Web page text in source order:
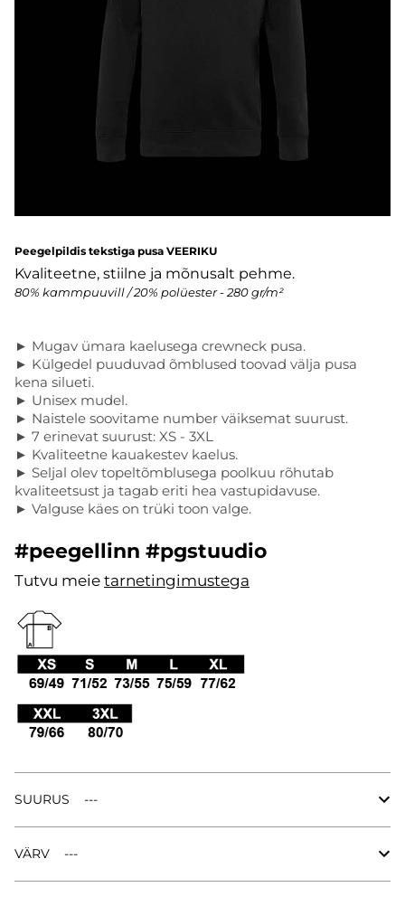
Peegelpildis tekstiga pusa VEERIKU
Kvaliteetne, stiilne ja mõnusalt pehme.
80% kammpuuvill / 20% polüester - 280 gr/m²
► Mugav ümara kaelusega crewneck pusa.
► Külgedel puuduvad õmblused toovad välja pusa
kena silueti.
► Unisex mudel.
► Naistele soovitame number väiksemat suurust.
► 7 erinevat suurust: XS - 3XL
► Kvaliteetne kauakestev kaelus.
► Seljal olev topeltõmblusega poolkuu rõhutab
kvaliteetsust ja tagab eriti hea vastupidavuse.
► Valguse käes on trüki toon valge.
#peegellinn #pgstuudio
Tutvu meie tarnetingimustega
SUURUS
VÄRV